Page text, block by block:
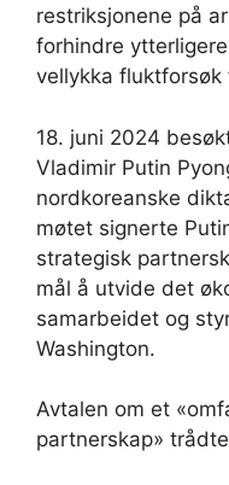
restriksjonene på
forhindre
vellykka fluktforsøk
18. juni 2024
Vladimir Putin
nordkoreanske
møtet signerte
strategisk
mål å utvide det
samarbeidet og
Washington.
Avtalen om et
partnerskap»